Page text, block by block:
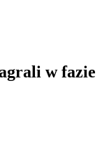
w fazie